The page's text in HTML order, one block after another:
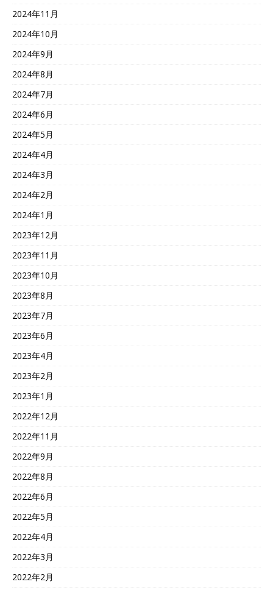
2024年11月
2024年10月
2024年9月
2024年8月
2024年7月
2024年6月
2024年5月
2024年4月
2024年3月
2024年2月
2024年1月
2023年12月
2023年11月
2023年10月
2023年8月
2023年7月
2023年6月
2023年4月
2023年2月
2023年1月
2022年12月
2022年11月
2022年9月
2022年8月
2022年6月
2022年5月
2022年4月
2022年3月
2022年2月